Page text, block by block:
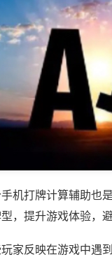
机打牌计算辅助也
，提升游戏体验，
家反映在游戏中遇